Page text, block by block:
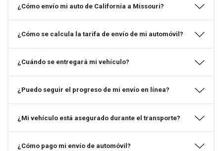
¿Cómo envío mi auto de California a Missouri?
¿Cómo se calcula la tarifa de envío de mi automóvil?
¿Cuándo se entregará mi vehículo?
¿Puedo seguir el progreso de mi envío en línea?
¿Mi vehículo está asegurado durante el transporte?
¿Cómo pago mi envío de automóvil?